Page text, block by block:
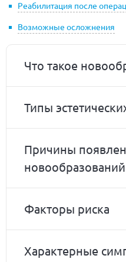
Реабилитация после
Возможные осложнения
Что такое
Типы
Причины
новообразований
Факторы риска
Характерные